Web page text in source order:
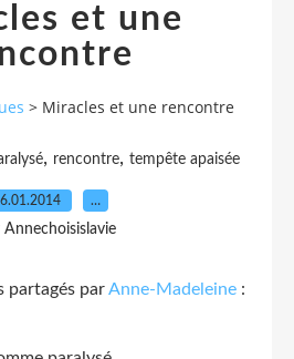
et une
> Miracles et une rencontre
, rencontre, tempête apaisée
…
Annechoisislavie
partagés parAnne-Madeleine :